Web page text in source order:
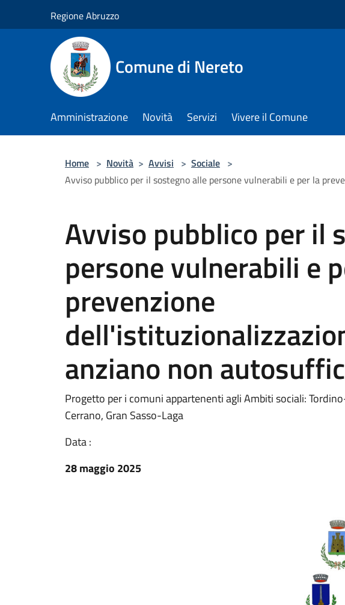
Regione Abruzzo
Comune di Nereto
Amministrazione Novità Servizi Vivere il Comune
Home > Novità > Avvisi > Sociale >
Avviso pubblico per il sostegno alle persone vulnerabili e per la
Avviso pubblico per il
persone vulnerabili e
prevenzione
anziano non
Progetto per i comuni appartenenti agli Ambiti sociali:
Cerrano, Gran Sasso-Laga
Data :
28 maggio 2025